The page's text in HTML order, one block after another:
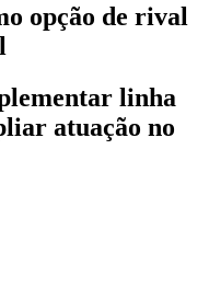
opção de rival
linha
atuação no